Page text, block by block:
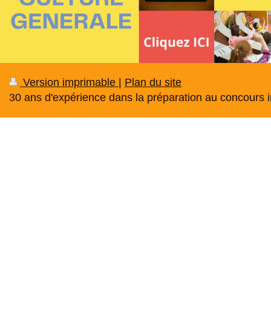
Version imprimable | Plan du site
30 ans d'expérience dans la préparation au concours